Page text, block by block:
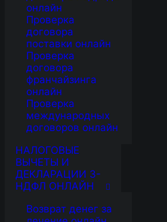
онлайн
Проверка
договора
поставки онлайн
Проверка
договора
франчайзинга
онлайн
Проверка
международных
договоров онлайн
НАЛОГОВЫЕ
ВЫЧЕТЫ И
ДЕКЛАРАЦИИ 3-
НДФЛ ОНЛАЙН
Возврат денег за